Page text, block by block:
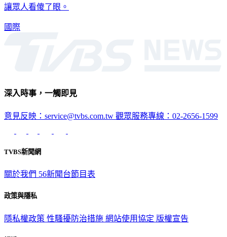
讓眾人看傻了眼。
國際
深入時事，一觸即見
意見反映：service@tvbs.com.tw 觀眾服務專線：02-2656-1599
TVBS新聞網
關於我們 56新聞台節目表
政策與隱私
隱私權政策 性騷擾防治措施 網站使用協定 版權宣告